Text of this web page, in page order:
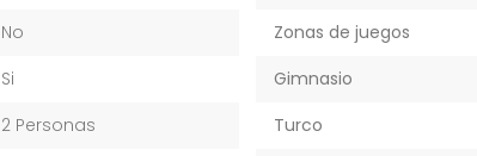
No
Si
2 Personas
Zonas de juegos
Gimnasio
Turco